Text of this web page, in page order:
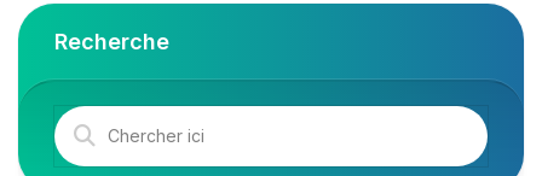
Recherche